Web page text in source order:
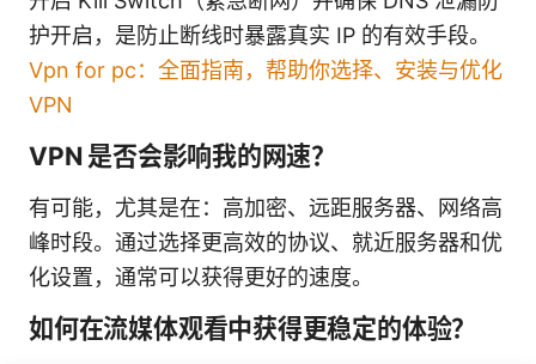
护开启，是防止断线时暴露真实 IP 的有效手段。
Vpn for pc：全面指南，帮助你选择、安装与优化
VPN
VPN 是否会影响我的网速？
有可能，尤其是在：高加密、远距服务器、网络高
峰时段。通过选择更高效的协议、就近服务器和优
化设置，通常可以获得更好的速度。
如何在流媒体观看中获得更稳定的体验？